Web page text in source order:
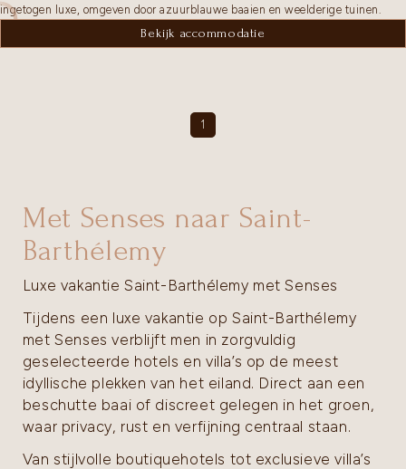
ingetogen luxe, omgeven door azuurblauwe baaien en weelderige tuinen.
Bekijk accommodatie
1
Met Senses naar Saint-
Barthélemy
Luxe vakantie Saint-Barthélemy met Senses
Tijdens een luxe vakantie op Saint-Barthélemy
met Senses verblijft men in zorgvuldig
geselecteerde hotels en villa’s op de meest
idyllische plekken van het eiland. Direct aan een
beschutte baai of discreet gelegen in het groen,
waar privacy, rust en verfijning centraal staan.
Van stijlvolle boutiquehotels tot exclusieve villa’s